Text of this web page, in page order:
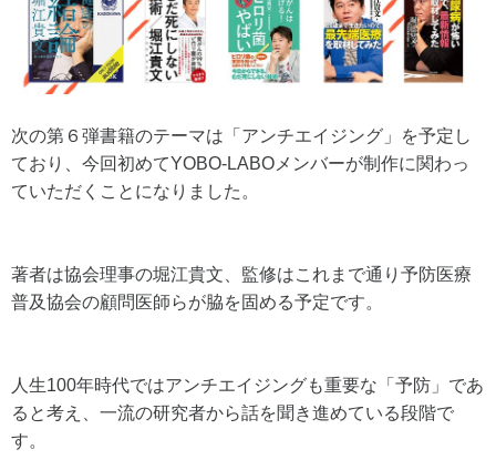
次の第６弾書籍のテーマは「アンチエイジング」を予定し
ており、今回初めてYOBO-LABOメンバーが制作に関わっ
ていただくことになりました。
著者は協会理事の堀江貴文、監修はこれまで通り予防医療
普及協会の顧問医師らが脇を固める予定です。
人生100年時代ではアンチエイジングも重要な「予防」であ
ると考え、一流の研究者から話を聞き進めている段階で
す。